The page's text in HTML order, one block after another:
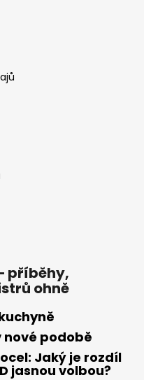
příběhy,
ohně
nové podobě
Jaký je rozdíl
jasnou volbou?